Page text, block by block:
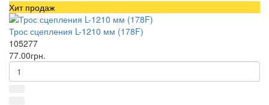
Хит продаж
Трос сцепления L-1210 мм (178F)
105277
77.00грн.